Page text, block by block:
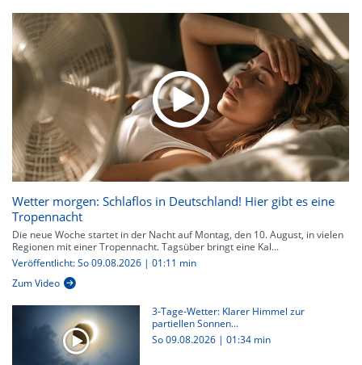
Wetter morgen: Schlaflos in Deutschland! Hier gibt es eine
Tropennacht
Die neue Woche startet in der Nacht auf Montag, den 10. August, in vielen
Regionen mit einer Tropennacht. Tagsüber bringt eine Kal...
Veröffentlicht: So 09.08.2026 | 01:11 min
Zum Video
3-Tage-Wetter: Klarer Himmel zur
partiellen Sonnen...
So 09.08.2026 | 01:34 min